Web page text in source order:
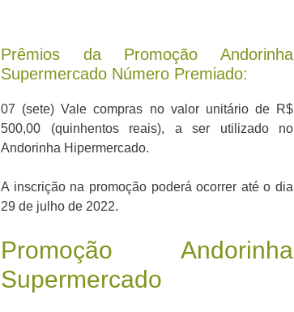
Prêmios da Promoção Andorinha
Supermercado Número Premiado:
07 (sete) Vale compras no valor unitário de R$
500,00 (quinhentos reais), a ser utilizado no
Andorinha Hipermercado.
A inscrição na promoção poderá ocorrer até o dia
29 de julho de 2022.
Promoção Andorinha
Supermercado